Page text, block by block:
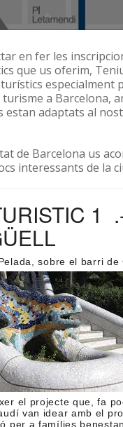
en fer les
que us oferim,
turístics especialment
turisme a Barcelona,
estan adaptats al
de Barcelona us
interessants de la
1
a, sobre el barri de
el projecte que, fa
van idear amb el
per a famílies